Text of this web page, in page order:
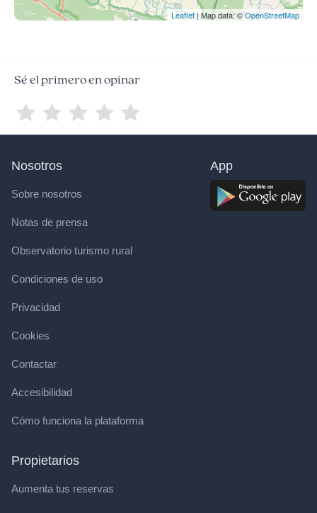
Leaflet | Map data: ©OpenStreetMap
Sé el primero en opinar
Nosotros
Sobre nosotros
Notas de prensa
Observatorio turismo rural
Condiciones de uso
Privacidad
Cookies
Contactar
Accesibilidad
Cómo funciona la plataforma
Propietarios
Aumenta tus reservas
App